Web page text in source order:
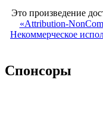
Это произведение
«Attribution-
Некоммерческое
Спонсоры